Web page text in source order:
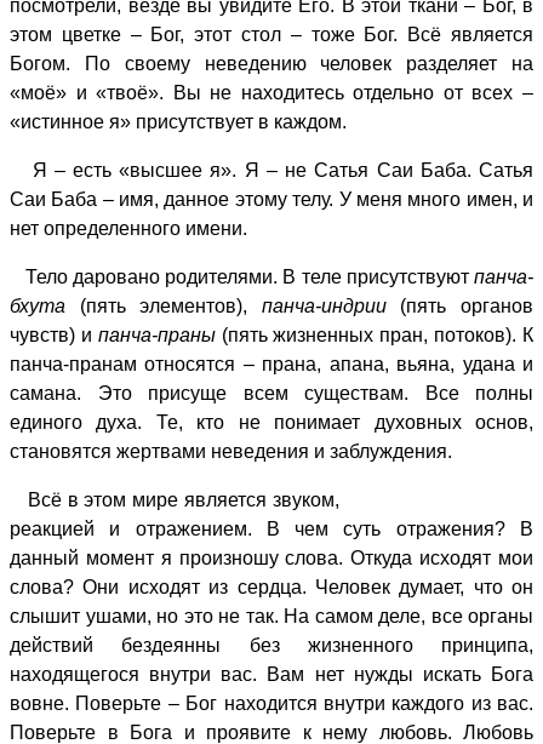
посмотрели, везде вы увидите Его. В этой ткани – Бог, в
этом цветке – Бог, этот стол – тоже Бог. Всё является
Богом. По своему неведению человек разделяет на
«моё» и «твоё». Вы не находитесь отдельно от всех –
«истинное я» присутствует в каждом.
Я – есть «высшее я». Я – не Сатья Саи Баба. Сатья
Саи Баба – имя, данное этому телу. У меня много имен, и
нет определенного имени.
Тело даровано родителями. В теле присутствуют панча-
бхута (пять элементов), панча-индрии(пять органов
чувств) и панча-праны(пять жизненных пран, потоков). К
панча-пранам относятся – прана, апана, вьяна, удана и
самана. Это присуще всем существам. Все полны
единого духа. Те, кто не понимает духовных основ,
становятся жертвами неведения и заблуждения.
Всё в этом мире является звуком,
реакцией и отражением. В чем суть отражения? В
данный момент я произношу слова. Откуда исходят мои
слова? Они исходят из сердца. Человек думает, что он
слышит ушами, но это не так. На самом деле, все органы
действий бездеянны без жизненного принципа,
находящегося внутри вас. Вам нет нужды искать Бога
вовне. Поверьте – Бог находится внутри каждого из вас.
Поверьте в Бога и проявите к нему любовь. Любовь